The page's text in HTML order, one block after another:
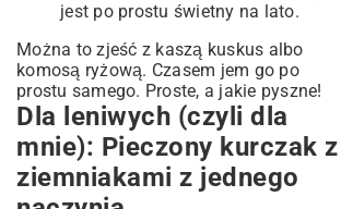
jest po prostu świetny na lato.
Można to zjeść z kaszą kuskus albo
komosą ryżową. Czasem jem go po
prostu samego. Proste, a jakie pyszne!
Dla leniwych (czyli dla
mnie): Pieczony kurczak z
ziemniakami z jednego